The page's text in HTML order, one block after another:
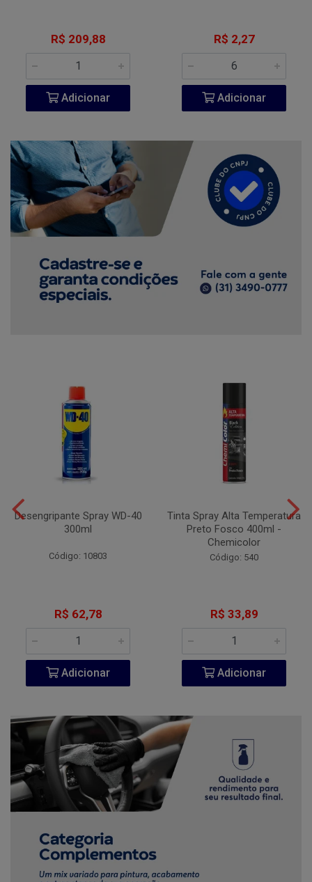
R$ 209,88
Adicionar
R$ 2,27
Adicionar
Desengripante Spray WD-40
300ml
Código: 10803
R$ 62,78
Adicionar
Tinta Spray Alta Temperatura
Preto Fosco 400ml -
Chemicolor
Código: 540
R$ 33,89
Adicionar